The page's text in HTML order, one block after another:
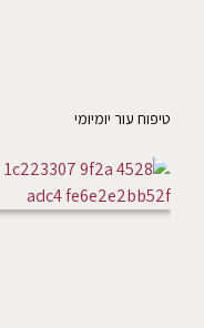
טיפוח עור יומיומי